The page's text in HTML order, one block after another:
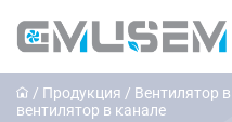
/ Продукция / Вентилятор
вентилятор в канале